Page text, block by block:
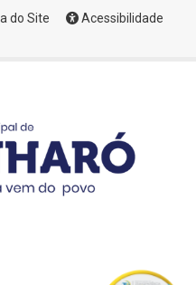
do Site
Acessibilidade